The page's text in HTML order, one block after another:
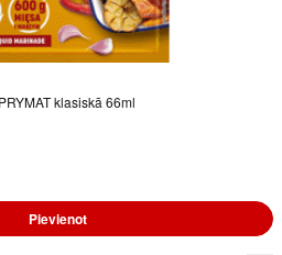
klasiskā 66ml
Pievienot